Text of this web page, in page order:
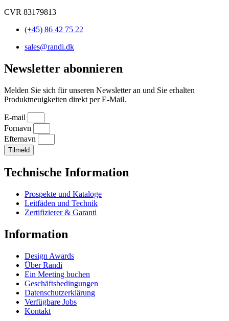
CVR 83179813
(+45) 86 42 75 22
sales@randi.dk
Newsletter abonnieren
Melden Sie sich für unseren Newsletter an und Sie erhalten
Produktneuigkeiten direkt per E-Mail.
E-mail
Fornavn
Efternavn
Tilmeld
Technische Information
Prospekte und Kataloge
Leitfäden und Technik
Zertifizierer & Garanti
Information
Design Awards
Über Randi
Ein Meeting buchen
Geschäftsbedingungen
Datenschutzerklärung
Verfügbare Jobs
Kontakt